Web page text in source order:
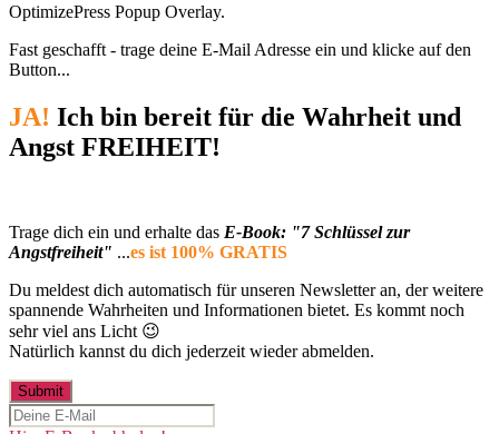
OptimizePress Popup Overlay.
Fast geschafft - trage deine E-Mail Adresse ein und klicke auf den
Button...
JA! Ich bin bereit für die Wahrheit und
Angst FREIHEIT!
Trage dich ein und erhalte das E-Book: "7 Schlüssel zur
Angstfreiheit" ...es ist 100% GRATIS
Du meldest dich automatisch für unseren Newsletter an, der weitere
spannende Wahrheiten und Informationen bietet. Es kommt noch
sehr viel ans Licht 😉
Natürlich kannst du dich jederzeit wieder abmelden.